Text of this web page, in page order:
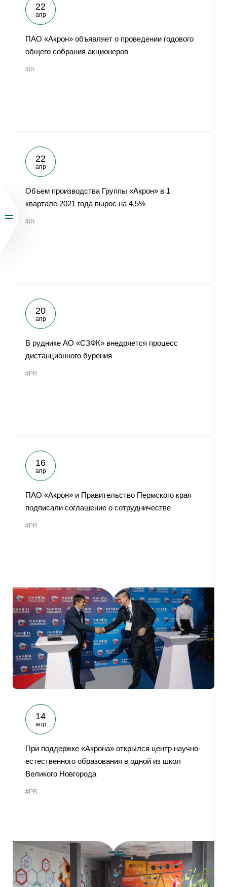
22
апр
ПАО «Акрон» объявляет о проведении годового
общего собрания акционеров
#IR
22
апр
Объем производства Группы «Акрон» в 1
квартале 2021 года вырос на 4,5%
#IR
20
апр
В руднике АО «СЗФК» внедряется процесс
дистанционного бурения
#PR
16
апр
ПАО «Акрон» и Правительство Пермского края
подписали соглашение о сотрудничестве
#PR
14
апр
При поддержке «Акрона» открылся центр научно-
естественного образования в одной из школ
Великого Новгорода
#PR